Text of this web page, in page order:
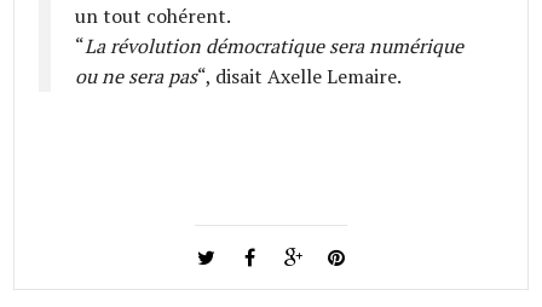
un tout cohérent.
“La révolution démocratique sera numérique
ou ne sera pas“, disait Axelle Lemaire.